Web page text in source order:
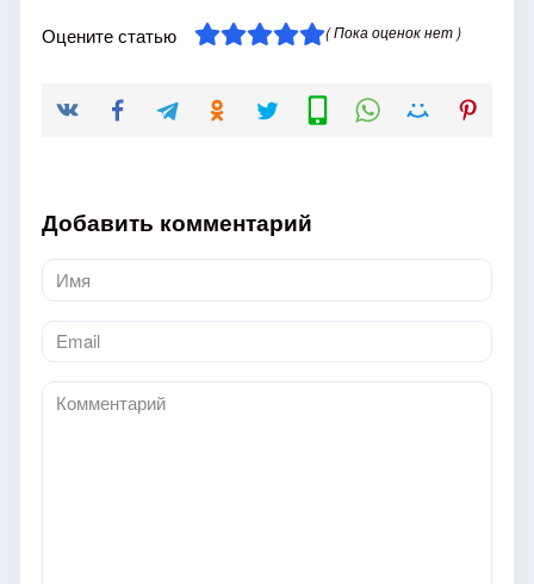
Оцените статью ( Пока оценок нет )
Добавить комментарий
Имя
*
Email
*
Комментарий